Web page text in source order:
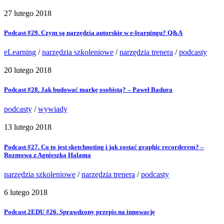
27 lutego 2018
Podcast #29. Czym są narzędzia autorskie w e-learningu? Q&A
eLearning /narzędzia szkoleniowe /narzędzia trenera /podcasty
20 lutego 2018
Podcast #28. Jak budować markę osobistą? – Paweł Badura
podcasty /wywiady
13 lutego 2018
Podcast #27. Co to jest sketchnoting i jak zostać graphic recorderem? –
Rozmowa z Agnieszką Halama
narzędzia szkoleniowe /narzędzia trenera /podcasty
6 lutego 2018
Podcast 2EDU #26. Sprawdzony przepis na innowację